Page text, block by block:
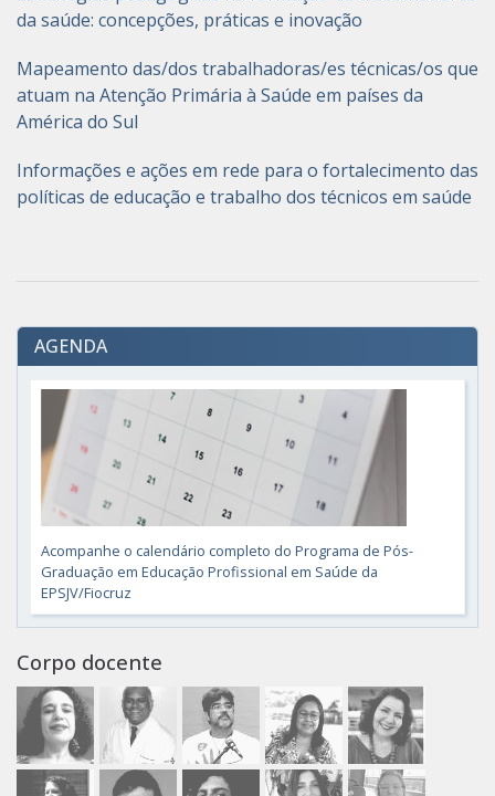
da saúde: concepções, práticas e inovação
Mapeamento das/dos trabalhadoras/es técnicas/os que
atuam na Atenção Primária à Saúde em países da
América do Sul
Informações e ações em rede para o fortalecimento das
políticas de educação e trabalho dos técnicos em saúde
AGENDA
Acompanhe o calendário completo do Programa de Pós-
Graduação em Educação Profissional em Saúde da
EPSJV/Fiocruz
Corpo docente